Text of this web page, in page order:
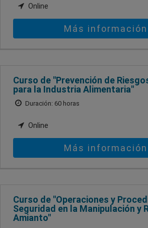
Online
Más información
Curso de "Prevención de
para la Industria Alimentaria"
Duración: 60 horas
Online
Más información
Curso de "Operaciones y
Seguridad en la Manipulación y
Amianto"